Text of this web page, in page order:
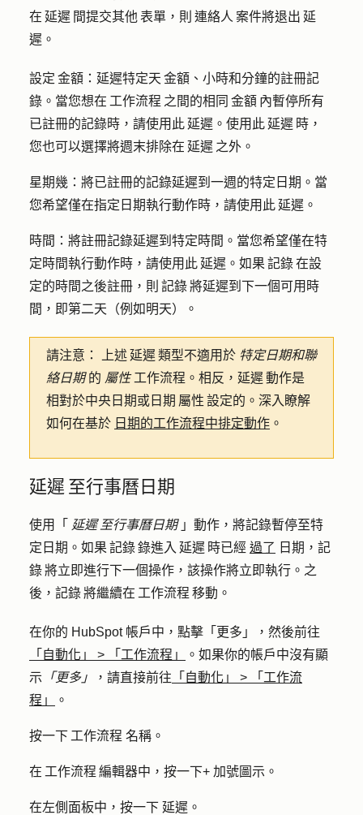
在 延遲 間提交其他 表單，則 連絡人 案件將退出 延
遲。
設定 金額： 延遲特定天 金額、小時和分鐘的註冊記
錄。當您想在 工作流程 之間的相同 金額 內暫停所有
已註冊的記錄時，請使用此 延遲。使用此 延遲 時，
您也可以選擇將週末排除在 延遲 之外。
星期幾：將已註冊的記錄延遲到一週的特定日期。當
您希望僅在指定日期執行動作時，請使用此 延遲。
時間： 將註冊記錄延遲到特定時間。當您希望僅在特
定時間執行動作時，請使用此 延遲。如果 記錄 在設
定的時間之後註冊，則 記錄 將延遲到下一個可用時
間，即第二天（例如明天）。
請注意： 上述 延遲 類型不適用於 特定日期和聯
絡日期的 屬性工作流程。相反，延遲 動作是
相對於中央日期或日期 屬性 設定的。深入瞭解
如何在基於 日期的工作流程中排定動作 。
延遲 至行事曆日期
使用「 延遲 至行事曆日期」動作，將記錄暫停至特
定日期。如果 記錄 錄進入 延遲 時已經 過了 日期，記
錄 將立即進行下一個操作，該操作將立即執行。之
後，記錄 將繼續在 工作流程 移動。
在你的 HubSpot 帳戶中，點擊 「更多」
，然後前往
「自動化」
> 「工作流程」
。如果你的帳戶中沒有顯
示 「更多」 ，請直接前往 「自動化」 >
「工作流
程」
。
按一下 工作流程 名稱 。
在 工作流程 編輯器中，按一下+ 加號圖示 。
在左側面板中，按一下 延遲 。